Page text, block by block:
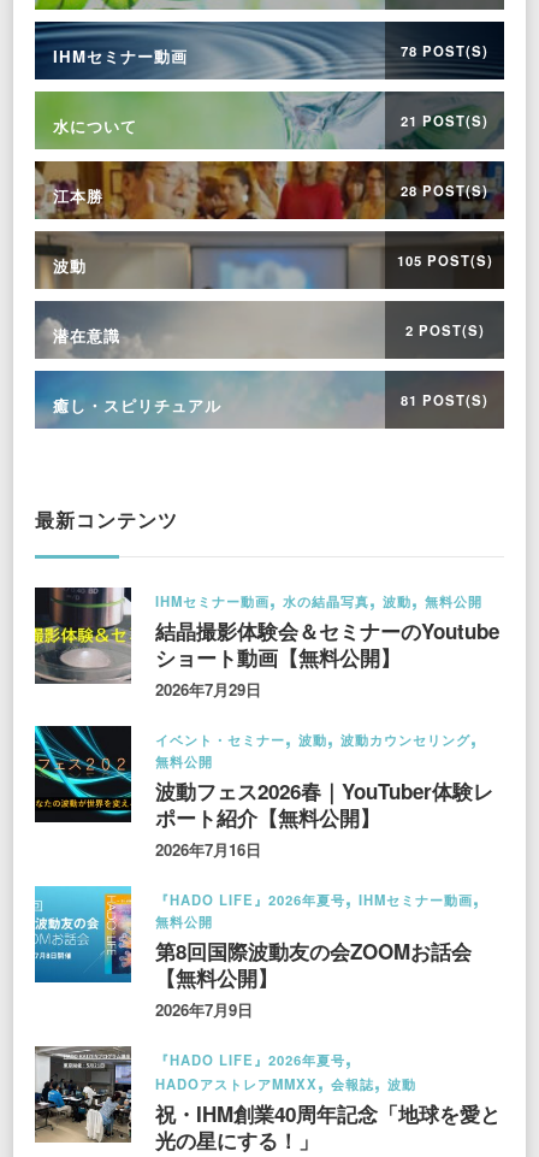
IHMセミナー動画 78 POST(S)
水について 21 POST(S)
江本勝 28 POST(S)
波動 105 POST(S)
潜在意識 2 POST(S)
癒し・スピリチュアル 81 POST(S)
最新コンテンツ
IHMセミナー動画 水の結晶写真 波動 無料公開
結晶撮影体験会＆セミナーのYoutube
ショート動画【無料公開】
2026年7月29日
イベント・セミナー 波動
波動カウンセリング
無料公開
波動フェス2026春｜YouTuber体験レ
ポート紹介【無料公開】
2026年7月16日
『HADO LIFE』2026年夏号
IHMセミナー動画
無料公開
第8回国際波動友の会ZOOMお話会
【無料公開】
2026年7月9日
『HADO LIFE』2026年夏号
HADOアストレアMMXX
会報誌 波動
祝・IHM創業40周年記念「地球を愛と
光の星にする！」